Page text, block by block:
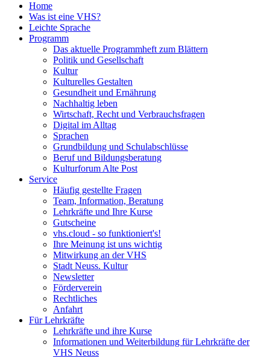
Home
Was ist eine VHS?
Leichte Sprache
Programm
Das aktuelle Programmheft zum Blättern
Politik und Gesellschaft
Kultur
Kulturelles Gestalten
Gesundheit und Ernährung
Nachhaltig leben
Wirtschaft, Recht und Verbrauchsfragen
Digital im Alltag
Sprachen
Grundbildung und Schulabschlüsse
Beruf und Bildungsberatung
Kulturforum Alte Post
Service
Häufig gestellte Fragen
Team, Information, Beratung
Lehrkräfte und Ihre Kurse
Gutscheine
vhs.cloud - so funktioniert's!
Ihre Meinung ist uns wichtig
Mitwirkung an der VHS
Stadt Neuss. Kultur
Newsletter
Förderverein
Rechtliches
Anfahrt
Für Lehrkräfte
Lehrkräfte und ihre Kurse
Informationen und Weiterbildung für Lehrkräfte der
VHS Neuss